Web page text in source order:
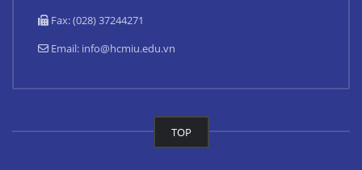
Fax: (028) 37244271
Email: info@hcmiu.edu.vn
TOP